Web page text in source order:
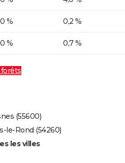
% 0,2 %
% 0,7 %
(55600)
le-Rond (54260)
les villes